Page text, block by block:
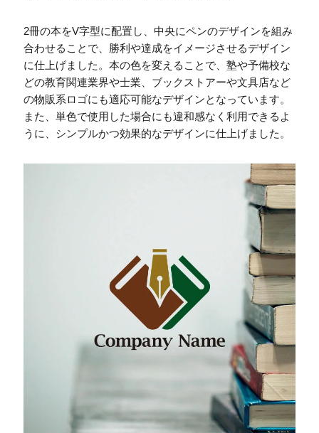
2冊の本をV字型に配置し、中央にペンのデザインを組み
合わせることで、勝利や達成をイメージさせるデザイン
に仕上げました。本の色を変えることで、塾や予備校な
どの教育関連業界や士業、ブックストアーや文具店など
の物販系ロゴにも適応可能なデザインとなっています。
また、単色で使用した場合にも違和感なく利用できるよ
うに、シンプルかつ効果的なデザインに仕上げました。